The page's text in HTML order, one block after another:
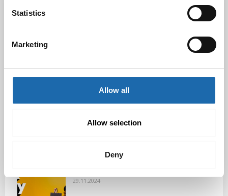
Statistics
Marketing
Allow all
Allow selection
Deny
10.02.2025
29.11.2024